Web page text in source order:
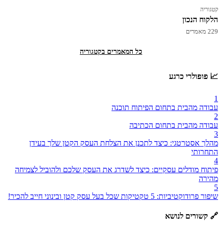
קטגוריה
הלקוח הנכון
229 מאמרים
כל המאמרים בקטגוריה
📈 פופולרי כרגע
1
עבודה מהבית בתחום הפיתוח תוכנה
2
עבודה מהבית בתחום הכתיבה
3
מהלך אסטרטגי: כיצד לתכנן את הצלחת העסק הקטן שלך בעידן
התחרותי
4
פיתוח מודלים עסקיים: כיצד לשדרג את העסק שלכם ולהוביל לצמיחה
מהירה
5
שיפור פרודוקטיביות: 5 טקטיקות שכל בעל עסק קטן ובינוני חייב להכיר!
🔗 קשורים לנושא